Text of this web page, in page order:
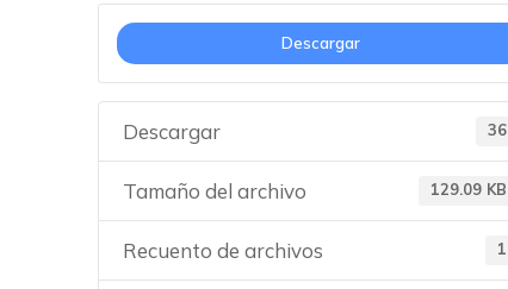
Descargar
Descargar 36
Tamaño del archivo 129.09 KB
Recuento de archivos 1